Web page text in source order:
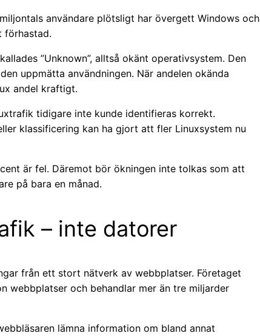
användare plötsligt har övergett Windows och
förhastad.
”Unknown”, alltså okänt operativsystem. Den
uppmätta användningen. När andelen okända
andel kraftigt.
tidigare inte kunde identifieras korrekt.
klassificering kan ha gjort att fler Linuxsystem nu
är fel. Däremot bör ökningen inte tolkas som att
på bara en månad.
– inte datorer
från ett stort nätverk av webbplatser. Företaget
webbplatser och behandlar mer än tre miljarder
lämna information om bland annat